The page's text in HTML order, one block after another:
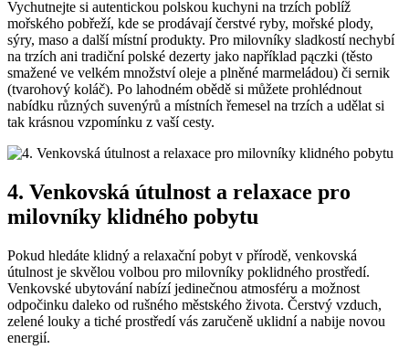
Vychutnejte si autentickou polskou kuchyni na trzích poblíž
mořského pobřeží, kde se prodávají čerstvé ryby, mořské plody,
sýry, maso a další místní produkty. Pro milovníky sladkostí nechybí
na trzích ani tradiční polské dezerty jako například pączki (těsto
smažené ve velkém množství oleje a plněné marmeládou) či sernik
(tvarohový koláč). Po lahodném obědě si můžete prohlédnout
nabídku různých suvenýrů a místních řemesel na trzích a udělat si
tak krásnou vzpomínku z vaší cesty.
4. Venkovská útulnost a relaxace pro
milovníky klidného pobytu
Pokud hledáte klidný a relaxační pobyt v přírodě, venkovská
útulnost je skvělou volbou pro milovníky poklidného prostředí.
Venkovské ubytování nabízí jedinečnou atmosféru a možnost
odpočinku daleko od rušného městského života. Čerstvý vzduch,
zelené louky a tiché prostředí vás zaručeně uklidní a nabije novou
energií.